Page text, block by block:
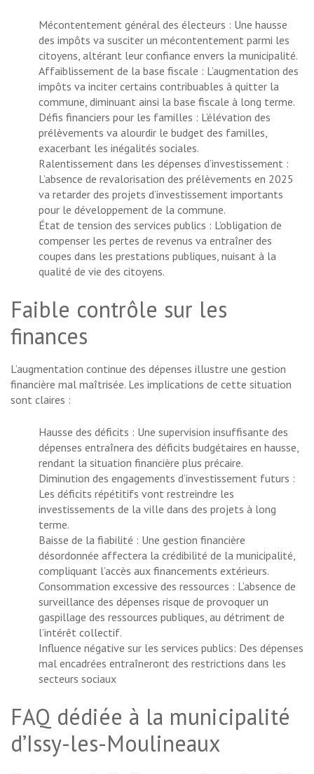
Mécontentement général des électeurs : Une hausse
des impôts va susciter un mécontentement parmi les
citoyens, altérant leur confiance envers la municipalité.
Affaiblissement de la base fiscale : L’augmentation des
impôts va inciter certains contribuables à quitter la
commune, diminuant ainsi la base fiscale à long terme.
Défis financiers pour les familles : L’élévation des
prélèvements va alourdir le budget des familles,
exacerbant les inégalités sociales.
Ralentissement dans les dépenses d’investissement :
L’absence de revalorisation des prélèvements en 2025
va retarder des projets d’investissement importants
pour le développement de la commune.
État de tension des services publics : L’obligation de
compenser les pertes de revenus va entraîner des
coupes dans les prestations publiques, nuisant à la
qualité de vie des citoyens.
Faible contrôle sur les
finances
L’augmentation continue des dépenses illustre une gestion
financière mal maîtrisée. Les implications de cette situation
sont claires :
Hausse des déficits : Une supervision insuffisante des
dépenses entraînera des déficits budgétaires en hausse,
rendant la situation financière plus précaire.
Diminution des engagements d’investissement futurs :
Les déficits répétitifs vont restreindre les
investissements de la ville dans des projets à long
terme.
Baisse de la fiabilité : Une gestion financière
désordonnée affectera la crédibilité de la municipalité,
compliquant l’accès aux financements extérieurs.
Consommation excessive des ressources : L’absence de
surveillance des dépenses risque de provoquer un
gaspillage des ressources publiques, au détriment de
l’intérêt collectif.
Influence négative sur les services publics: Des dépenses
mal encadrées entraîneront des restrictions dans les
secteurs sociaux
FAQ dédiée à la municipalité
d’Issy-les-Moulineaux